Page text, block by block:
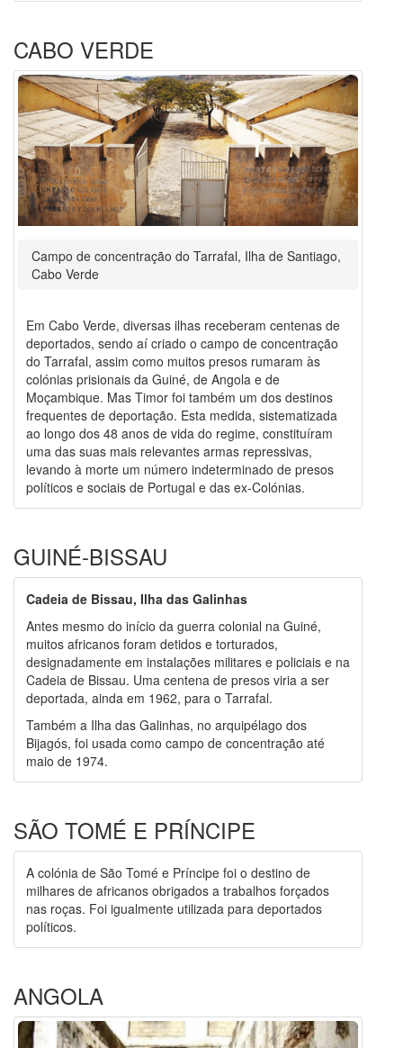
CABO VERDE
Campo de concentração do Tarrafal, Ilha de Santiago,
Cabo Verde
Em Cabo Verde, diversas ilhas receberam centenas de
deportados, sendo aí criado o campo de concentração
do Tarrafal, assim como muitos presos rumaram às
colónias prisionais da Guiné, de Angola e de
Moçambique. Mas Timor foi também um dos destinos
frequentes de deportação. Esta medida, sistematizada
ao longo dos 48 anos de vida do regime, constituíram
uma das suas mais relevantes armas repressivas,
levando à morte um número indeterminado de presos
políticos e sociais de Portugal e das ex-Colónias.
GUINÉ-BISSAU
Cadeia de Bissau, Ilha das Galinhas
Antes mesmo do início da guerra colonial na Guiné,
muitos africanos foram detidos e torturados,
designadamente em instalações militares e policiais e na
Cadeia de Bissau. Uma centena de presos viria a ser
deportada, ainda em 1962, para o Tarrafal.
Também a Ilha das Galinhas, no arquipélago dos
Bijagós, foi usada como campo de concentração até
maio de 1974.
SÃO TOMÉ E PRÍNCIPE
A colónia de São Tomé e Príncipe foi o destino de
milhares de africanos obrigados a trabalhos forçados
nas roças. Foi igualmente utilizada para deportados
políticos.
ANGOLA